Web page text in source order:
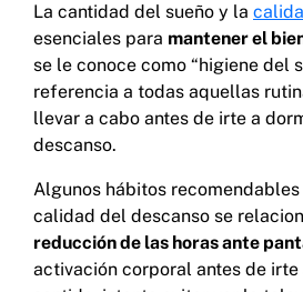
La cantidad del sueño y la
esenciales para mantener el
se le conoce como “higiene del
referencia a todas aquellas
llevar a cabo antes de irte a
descanso.
Algunos hábitos
calidad del descanso se
reducción de las horas ante
activación corporal antes de irte